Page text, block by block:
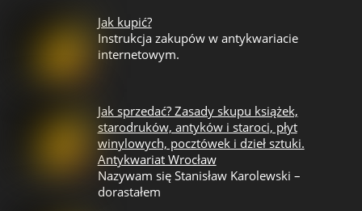
Jak kupić?
Instrukcja zakupów w antykwariacie
internetowym.
Jak sprzedać? Zasady skupu książek,
starodruków, antyków i staroci, płyt
winylowych, pocztówek i dzieł sztuki.
Antykwariat Wrocław
Nazywam się Stanisław Karolewski –
dorastałem